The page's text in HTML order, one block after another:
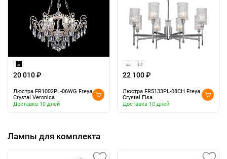
20 010 ₽
Люстра FR1002PL-06WG Freya
Crystal Veronica
Доставка 10 дней
22 100 ₽
Люстра FR5133PL-08CH Freya
Crystal Elsa
Доставка 10 дней
Лампы для комплекта